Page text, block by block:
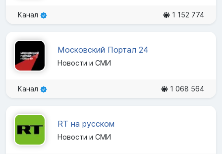
Канал 1 152 774
Московский Портал 24
Новости и СМИ
Канал 1 068 564
RT на русском
Новости и СМИ